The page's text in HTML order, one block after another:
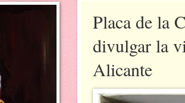
Placa de la
divulgar la
Alicante